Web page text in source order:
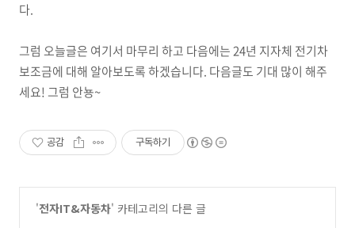
다.
그럼 오늘글은 여기서 마무리 하고 다음에는 24년 지자체 전기차
보조금에 대해 알아보도록 하겠습니다. 다음글도 기대 많이 해주
세요! 그럼 안뇽~
공감 구독하기
'전자IT&자동차' 카테고리의 다른 글